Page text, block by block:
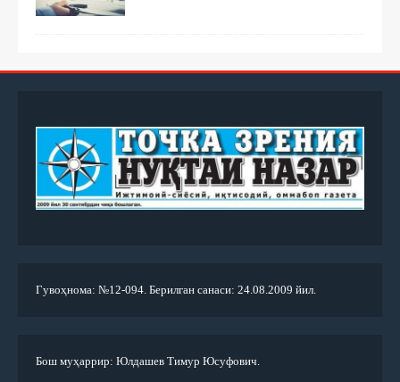
Гувоҳнома: №12-094. Берилган санаси: 24.08.2009 йил.
Бош муҳаррир: Юлдашев Тимур Юсуфович.